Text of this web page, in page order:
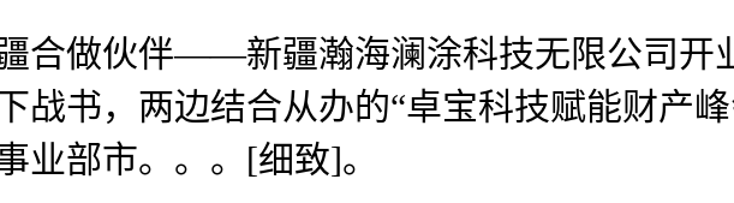
做伙伴——新疆瀚海澜涂科技无限公司开
战书，两边结合从办的“卓宝科技赋能财产
业部市。。。[细致]。